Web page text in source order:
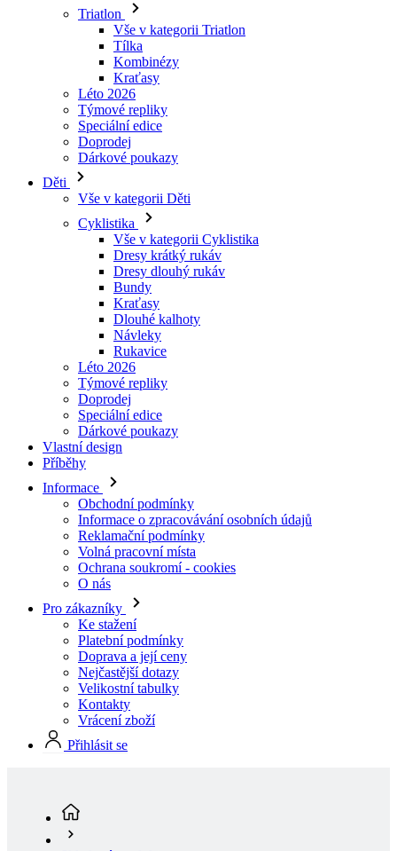
Léto 2026
Týmové repliky
Speciální edice
Doprodej
Dárkové poukazy
Děti
Vše v kategorii Děti
Cyklistika
Vše v kategorii Cyklistika
Dresy dlouhý rukáv
Bundy
Kraťasy
Dlouhé kalhoty
Návleky
Rukavice
Léto 2026
Týmové repliky
Doprodej
Speciální edice
Dárkové poukazy
Vlastní design
Příběhy
Informace
Obchodní podmínky
Informace o zpracovávání osobních údajů
Reklamační podmínky
Volná pracovní místa
Ochrana soukromí - cookies
O nás
Pro zákazníky
Ke stažení
Platební podmínky
Doprava a její ceny
Nejčastější dotazy
Velikostní tabulky
Kontakty
Vrácení zboží
Přihlásit se
Muži